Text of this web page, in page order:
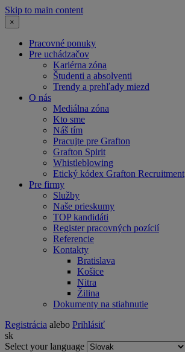
Skip to main content
×
Pracovné ponuky
Pre uchádzačov
Kariérna zóna
Študenti a absolventi
Trendy a prehľady miezd
O nás
Mediálna zóna
Kto sme
Náš tím
Pracujte pre Grafton
Grafton Spirit
Whistleblowing
Etický kódex Grafton Recruitment
Pre firmy
Služby
Naše prieskumy
TOP kandidáti
Register pracovných pozícií
Referencie
Kontakty
Bratislava
Košice
Nitra
Žilina
Dokumenty na stiahnutie
Registrácia alebo Prihlásiť
sk
Select your language